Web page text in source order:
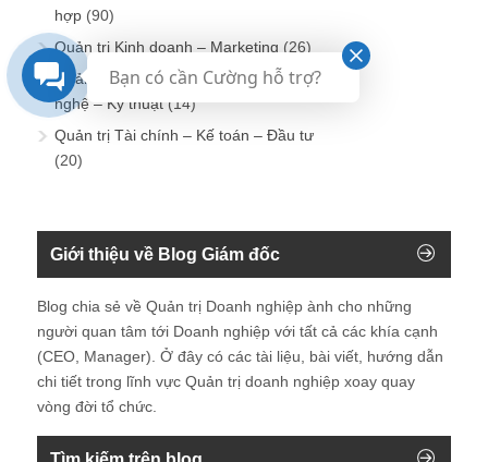
hợp (90)
Quản trị Kinh doanh – Marketing (26)
Quản trị Sản xuất – Dịch vụ – Công
nghệ – Kỹ thuật(14)
Quản trị Tài chính – Kế toán – Đầu tư
(20)
Giới thiệu về Blog Giám đốc
Blog chia sẻ về Quản trị Doanh nghiệp ành cho những
người quan tâm tới Doanh nghiệp với tất cả các khía cạnh
(CEO, Manager). Ở đây có các tài liệu, bài viết, hướng dẫn
chi tiết trong lĩnh vực Quản trị doanh nghiệp xoay quay
vòng đời tổ chức.
Bạn có cần Cường hỗ trợ?